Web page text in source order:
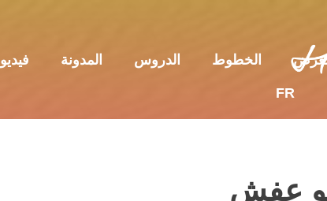
الخطوط الدروس المدونة فيديو
FR
عفش